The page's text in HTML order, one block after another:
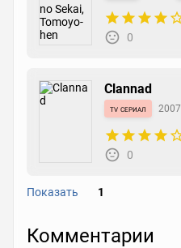
0
Clannad
tv сериал 2007
0
Показать 1
фильм 2007
Комментарии